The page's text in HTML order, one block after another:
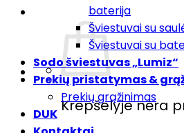
Krepšelyje nėra
baterija
Šviestuvai su
Šviestuvai su
Sodo šviestuvas „Lumiz“
Prekių pristatymas &
Prekių grąžinimas
DUK